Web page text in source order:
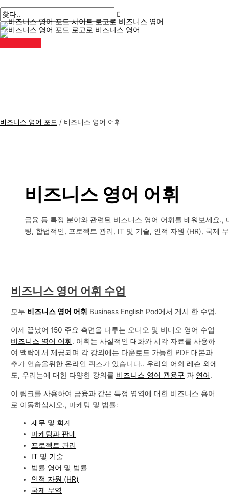
텐
츠
로
건
인
뉴
비즈니스 영어 포드 / 비즈니스 영어 어휘
비즈니스 영어 어휘
금융 등 특정 분야와 관련된 비즈니스 영어 어휘를 배워보세요.,
팅, 합법적인, 프로젝트 관리, IT 및 기술, 인적 자원 (HR), 국제
비즈니스 영어 어휘 수업
모두 비즈니스 영어 어휘 Business English Pod에서 게시 한 수업.
이제 끝났어 150 주요 측면을 다루는 오디오 및 비디오 영어 수업
비즈니스 영어 어휘. 어휘는 사실적인 대화와 시각 자료를 사용하
여 맥락에서 제공되며 각 강의에는 다운로드 가능한 PDF 대본과
추가 연습을위한 온라인 퀴즈가 있습니다.. 우리의 어휘 레슨 외에
도, 우리는에 대한 다양한 강의를 비즈니스 영어 관용구 과 연어.
이 링크를 사용하여 금융과 같은 특정 영역에 대한 비즈니스 용어
로 이동하십시오., 마케팅 및 법률:
재무 및 회계
마케팅과 판매
프로젝트 관리
IT 및 기술
법률 영어 및 법률
인적 자원 (HR)
국제 무역
시
물
페
이
비
즈
니
스
검
색
: